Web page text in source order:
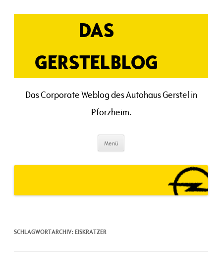
Inhalt
DAS
GERSTELBLOG
Das Corporate Weblog des Autohaus Gerstel in
Pforzheim.
Menü
SCHLAGWORTARCHIV:EISKRATZER